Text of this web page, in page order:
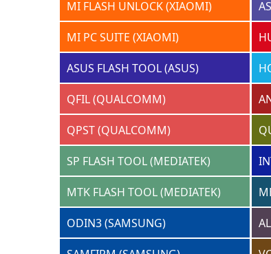
MI FLASH UNLOCK (XIAOMI)
MI PC SUITE (XIAOMI)
ASUS FLASH TOOL (ASUS)
QFIL (QUALCOMM)
QPST (QUALCOMM)
SP FLASH TOOL (MEDIATEK)
MTK FLASH TOOL (MEDIATEK)
ODIN3 (SAMSUNG)